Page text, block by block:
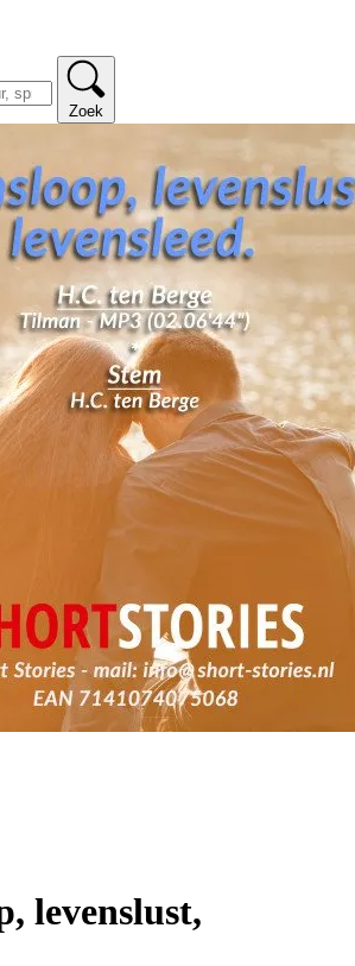
Zoek
levenslust,